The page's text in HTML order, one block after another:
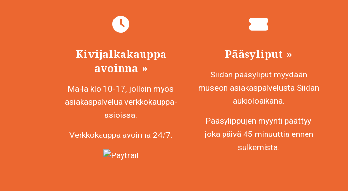
Kivijalkakauppa
avoinna
Ma-la klo 10-17, jolloin myös
asiakaspalvelua verkkokauppa-
asioissa.
Verkkokauppa avoinna 24/7.
Pääsyliput
Siidan pääsyliput myydään
museon asiakaspalvelusta Siidan
aukioloaikana.
Pääsylippujen myynti päättyy
joka päivä 45 minuuttia ennen
sulkemista.